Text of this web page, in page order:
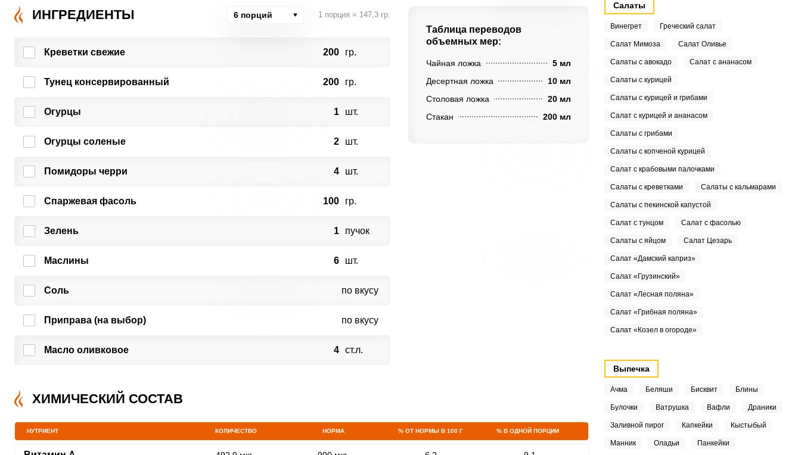
ИНГРЕДИЕНТЫ 6 порций 1 порция = 147,3 гр.
Креветки свежие 200 гр.
Тунец консервированный 200 гр.
Огурцы 1 шт.
Огурцы соленые 2 шт.
Помидоры черри 4 шт.
Спаржевая фасоль 100 гр.
Зелень 1 пучок
Маслины 6 шт.
Соль по вкусу
Приправа (на выбор) по вкусу
Масло оливковое 4 ст.л.
Таблица переводов
объемных мер:
Чайная ложка
5 мл
Десертная ложка
10 мл
Столовая ложка
20 мл
Стакан
200 мл
ХИМИЧЕСКИЙ СОСТАВ
НУТРИЕНТ КОЛИЧЕСТВО НОРМА % ОТ НОРМЫ В 100 Г % В ОДНОЙ ПОРЦИИ
Салаты
Винегрет Греческий салат
Салат Мимоза Салат Оливье
Салаты с авокадо Салат с ананасом
Салаты с курицей
Салаты с курицей и грибами
Салат с курицей и ананасом
Салаты с грибами
Салаты с копченой курицей
Салат с крабовыми палочками
Салаты с креветками Салаты с кальмарами
Салаты с пекинской капустой
Салат с тунцом Салат с фасолью
Салаты с яйцом Салат Цезарь
Салат «Дамский каприз»
Салат «Грузинский»
Салат «Лесная поляна»
Салат «Грибная поляна»
Салат «Козел в огороде»
Выпечка
Ачма Беляши Бисквит Блины
Булочки Ватрушка Вафли Драники
Заливной пирог Капкейки Кыстыбый
Манник Оладьи Панкейки